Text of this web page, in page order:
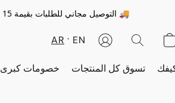
التوصيل مجاني للطلبات بقيمة 15 دينار فما فوق 🚚
AR EN
خصومات كبرى تسوق كل المنتجات